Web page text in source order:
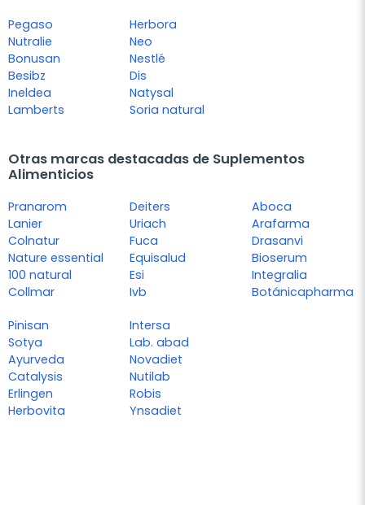
Pegaso
Nutralie
Bonusan
Besibz
Ineldea
Lamberts
Herbora
Neo
Nestlé
Dis
Natysal
Soria natural
Otras marcas destacadas de Suplementos
Alimenticios
Pranarom
Lanier
Colnatur
Nature essential
100 natural
Collmar
Deiters
Uriach
Fuca
Equisalud
Esi
Ivb
Aboca
Arafarma
Drasanvi
Bioserum
Integralia
Botánicapharma
Pinisan
Sotya
Ayurveda
Catalysis
Erlingen
Herbovita
Intersa
Lab. abad
Novadiet
Nutilab
Robis
Ynsadiet